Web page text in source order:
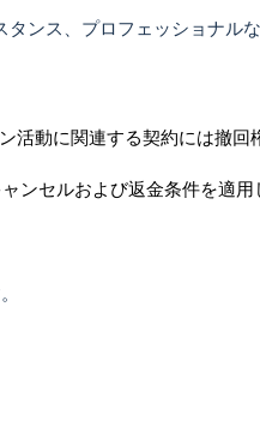
ンス、プロフェッショナル
動に関連する契約には撤回
ンセルおよび返金条件を適用